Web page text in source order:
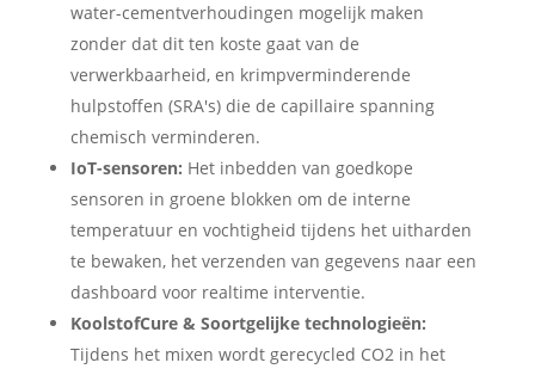
water-cementverhoudingen mogelijk maken
zonder dat dit ten koste gaat van de
verwerkbaarheid, en krimpverminderende
hulpstoffen (SRA's) die de capillaire spanning
chemisch verminderen.
IoT-sensoren: Het inbedden van goedkope
sensoren in groene blokken om de interne
temperatuur en vochtigheid tijdens het uitharden
te bewaken, het verzenden van gegevens naar een
dashboard voor realtime interventie.
KoolstofCure & Soortgelijke technologieën:
Tijdens het mixen wordt gerecycled CO2 in het